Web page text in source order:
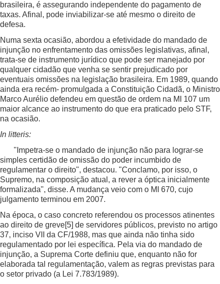
brasileira, é assegurando independente do pagamento de
taxas. Afinal, pode inviabilizar-se até mesmo o direito de
defesa.
Numa sexta ocasião, abordou a efetividade do mandado de
injunção no enfrentamento das omissões legislativas, afinal,
trata-se de instrumento jurídico que pode ser manejado por
qualquer cidadão que venha se sentir prejudicado por
eventuais omissões na legislação brasileira. Em 1989, quando
ainda era recém- promulgada a Constituição Cidadã, o Ministro
Marco Aurélio defendeu em questão de ordem na MI 107 um
maior alcance ao instrumento do que era praticado pelo STF,
na ocasião.
In litteris:
"Impetra-se o mandado de injunção não para lograr-se
simples certidão de omissão do poder incumbido de
regulamentar o direito", destacou. "Conclamo, por isso, o
Supremo, na composição atual, a rever a óptica inicialmente
formalizada", disse. A mudança veio com o MI 670, cujo
julgamento terminou em 2007.
Na época, o caso concreto referendou os processos atinentes
ao direito de greve[5] de servidores públicos, previsto no artigo
37, inciso VII da CF/1988, mas que ainda não tinha sido
regulamentado por lei específica. Pela via do mandado de
injunção, a Suprema Corte definiu que, enquanto não for
elaborada tal regulamentação, valem as regras previstas para
o setor privado (a Lei 7.783/1989).